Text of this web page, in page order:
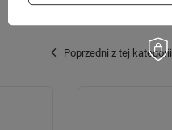
Poprzedni z tej kategorii